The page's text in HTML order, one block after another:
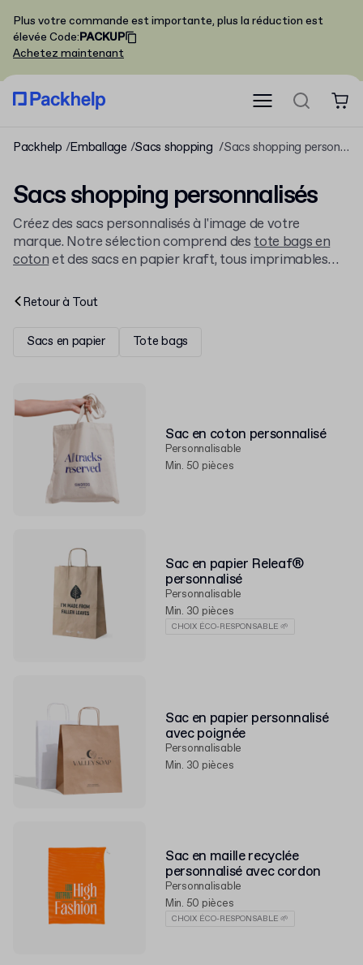
Plus votre commande est importante, plus la réduction est
élevée Code:PACKUP
Achetez maintenant
Packhelp Emballage Sacs shopping Sacs shopping personnalisés
Sacs shopping personnalisés
Créez des sacs personnalisés à l'image de votre
marque. Notre sélection comprend destote bags en
cotonet des sacs en papier kraft, tous imprimables
depuis l'Europe en petites ou grandes quantités.
Retour à Tout
Sacs en papier Tote bags
Sac en coton personnalisé
Personnalisable
Min. 50 pièces
Sac en papier Releaf®
personnalisé
Personnalisable
Min. 30 pièces
CHOIX ÉCO-RESPONSABLE 🌱
Sac en papier personnalisé
avec poignée
Personnalisable
Min. 30 pièces
Sac en maille recyclée
personnalisé avec cordon
Personnalisable
Min. 50 pièces
CHOIX ÉCO-RESPONSABLE 🌱